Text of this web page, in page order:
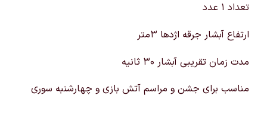
تعداد ۱ عدد
ارتفاع آبشار جرقه اژدها 3متر
مدت زمان تقریبی آبشار 30 ثانیه
مناسب برای جشن و مراسم آتش بازی و چهارشنبه سوری